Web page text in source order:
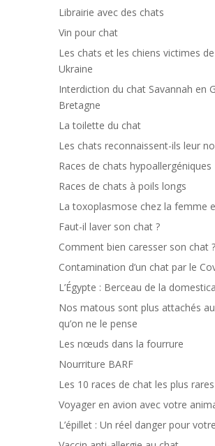
Librairie avec des chats
Vin pour chat
Les chats et les chiens victimes
Ukraine
Interdiction du chat Savannah en
Bretagne
La toilette du chat
Les chats reconnaissent-ils leur
Races de chats hypoallergéniques
Races de chats à poils longs
La toxoplasmose chez la femme
Faut-il laver son chat ?
Comment bien caresser son chat ?
Contamination d’un chat par le
L’Égypte : Berceau de la
Nos matous sont plus attachés
qu’on ne le pense
Les nœuds dans la fourrure
Nourriture BARF
Les 10 races de chat les plus rares
Voyager en avion avec votre
L’épillet : Un réel danger pour